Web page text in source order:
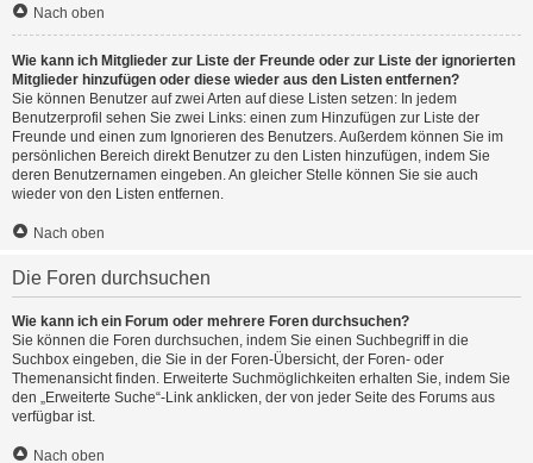
Nach oben
Wie kann ich Mitglieder zur Liste der Freunde oder zur Liste der ignorierten
Mitglieder hinzufügen oder diese wieder aus den Listen entfernen?
Sie können Benutzer auf zwei Arten auf diese Listen setzen: In jedem
Benutzerprofil sehen Sie zwei Links: einen zum Hinzufügen zur Liste der
Freunde und einen zum Ignorieren des Benutzers. Außerdem können Sie im
persönlichen Bereich direkt Benutzer zu den Listen hinzufügen, indem Sie
deren Benutzernamen eingeben. An gleicher Stelle können Sie sie auch
wieder von den Listen entfernen.
Nach oben
Die Foren durchsuchen
Wie kann ich ein Forum oder mehrere Foren durchsuchen?
Sie können die Foren durchsuchen, indem Sie einen Suchbegriff in die
Suchbox eingeben, die Sie in der Foren-Übersicht, der Foren- oder
Themenansicht finden. Erweiterte Suchmöglichkeiten erhalten Sie, indem Sie
den „Erweiterte Suche“-Link anklicken, der von jeder Seite des Forums aus
verfügbar ist.
Nach oben